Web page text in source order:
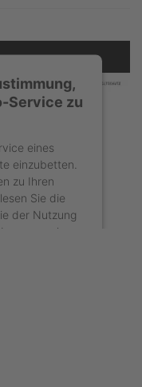
Service zu
eines
einzubetten.
zu Ihren
Sie die
der Nutzung
anzusehen.